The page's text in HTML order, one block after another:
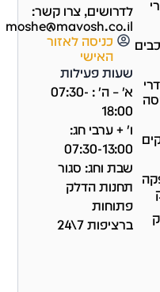
לדרושים, צרו קשר:
moshe@mavosh.co.il
כניסה לאזור
האישי
שעות פעילות
א' – ה' : 07:30-
18:00
ו' + ערבי חג:
07:30-13:00
שבת וחג: סגור
תחנות הדלק
פתוחות
ברציפות 7\24